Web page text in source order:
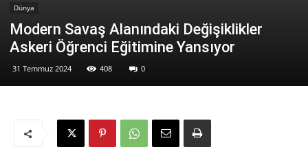
Dünya
Modern Savaş Alanındaki Değişiklikler
Askeri Öğrenci Eğitimine Yansıyor
31 Temmuz 2024 408 0